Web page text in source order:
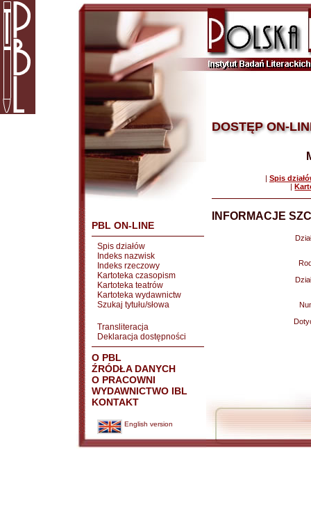
PBL ON-LINE
Spis działów
Indeks nazwisk
Indeks rzeczowy
Kartoteka czasopism
Kartoteka teatrów
Kartoteka wydawnictw
Szukaj tytułu/słowa
Transliteracja
Deklaracja dostępności
O PBL
ŹRÓDŁA DANYCH
O PRACOWNI
WYDAWNICTWO IBL
KONTAKT
English version
DOSTĘP ON-
| Spis
|
INFORMACJE